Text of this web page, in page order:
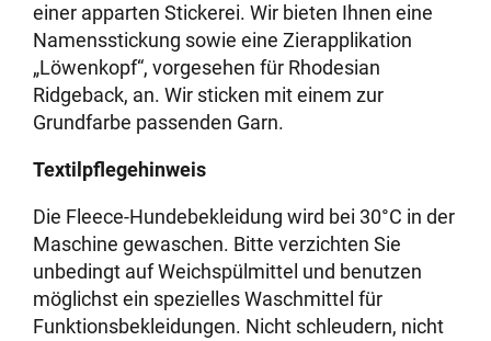
einer apparten Stickerei. Wir bieten Ihnen eine
Namensstickung sowie eine Zierapplikation
„Löwenkopf“, vorgesehen für Rhodesian
Ridgeback, an. Wir sticken mit einem zur
Grundfarbe passenden Garn.
Textilpflegehinweis
Die Fleece-Hundebekleidung wird bei 30°C in der
Maschine gewaschen. Bitte verzichten Sie
unbedingt auf Weichspülmittel und benutzen
möglichst ein spezielles Waschmittel für
Funktionsbekleidungen. Nicht schleudern, nicht